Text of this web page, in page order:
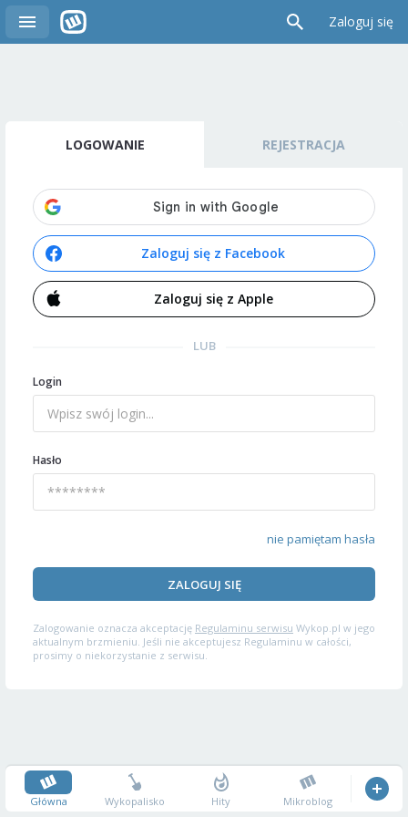
Zaloguj się
LOGOWANIE REJESTRACJA
Zaloguj się z Facebook
Zaloguj się z Apple
LUB
Login
Hasło
nie pamiętam hasła
ZALOGUJ SIĘ
Zalogowanie oznacza akceptację Regulaminu serwisu Wykop.pl w jego
aktualnym brzmieniu. Jeśli nie akceptujesz Regulaminu w całości,
prosimy o niekorzystanie z serwisu.
Główna Wykopalisko Hity Mikroblog